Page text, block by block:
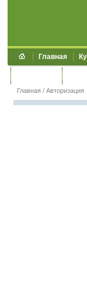
Главная
Главная / Авторизация